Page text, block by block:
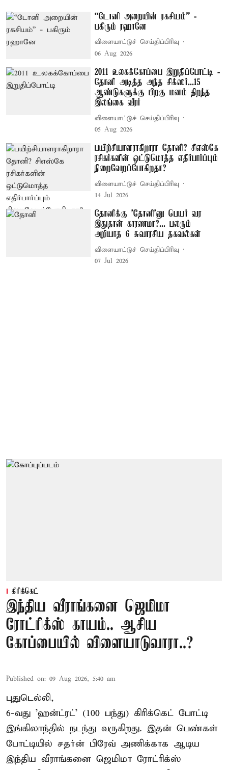
“டோனி அறையின் ரகசியம்” -
பகிரும் ரஹானே
விளையாட்டுச் செய்திப்பிரிவு
06 Aug 2026
2011 உலகக்கோப்பை இறுதிப்போட்டி -
தோனி அடித்த அந்த சிக்ஸர்...15
ஆண்டுகளுக்கு பிறகு மனம் திறந்த
இலங்கை வீரர்
விளையாட்டுச் செய்திப்பிரிவு
05 Aug 2026
பயிற்சியாளராகிறாரா தோனி? சிஎஸ்கே
ரசிகர்களின் ஒட்டுமொத்த எதிர்பார்ப்பும்
நிறைவேறப்போகிறதா?
விளையாட்டுச் செய்திப்பிரிவு
14 Jul 2026
தோனிக்கு 'தோனி'னு பெயர் வர
இதுதான் காரணமா?... பலரும்
அறியாத 6 சுவாரசிய தகவல்கள்
விளையாட்டுச் செய்திப்பிரிவு
07 Jul 2026
கிரிக்கெட்
இந்திய வீராங்கனை ஜெமிமா
ரோட்ரிக்ஸ் காயம்.. ஆசிய
கோப்பையில் விளையாடுவாரா..?
Published on: 09 Aug 2026, 5:40 am
புதுடெல்லி,
6-வது 'ஹன்ட்ரட்' (100 பந்து) கிரிக்கெட் போட்டி
இங்கிலாந்தில் நடந்து வருகிறது. இதன் பெண்கள்
போட்டியில் சதர்ன் பிரேவ் அணிக்காக ஆடிய
இந்திய வீராங்கனை ஜெமிமா ரோட்ரிக்ஸ்